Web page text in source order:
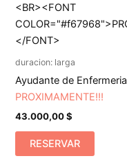
duracion: larga
Ayudante de Enfermeria
PROXIMAMENTE!!!
43.000,00$
RESERVAR